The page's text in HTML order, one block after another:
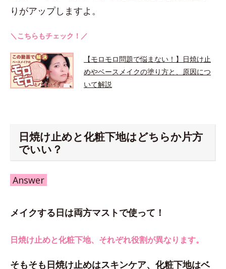
りがアップしますよ。
＼こちらもチェック！／
【モロモロ問題で悩まない！】日焼け止
めやベースメイクの塗り方と、原因につ
いて解説
日焼け止めと化粧下地はどちらか片方
でいい？
Answer
メイクする日は両方マストで使って！
日焼け止めと化粧下地、それぞれ役割が異なります。
そもそも日焼け止めはスキンケア、化粧下地はベ